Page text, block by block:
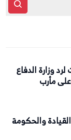
وزارة الدفاع
مأرب
والحكومة